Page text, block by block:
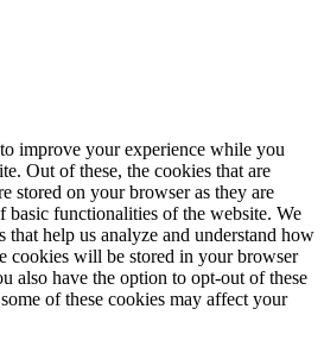
improve your experience while you
Out of these, the cookies that are
stored on your browser as they are
basic functionalities of the website. We
that help us analyze and understand how
cookies will be stored in your browser
also have the option to opt-out of these
of these cookies may affect your